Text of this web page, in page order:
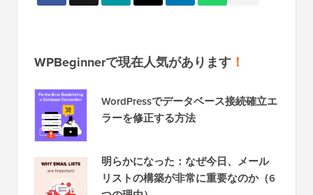
WordPressでデータベース接続確立エ
明らかになった：なぜ今日、メール